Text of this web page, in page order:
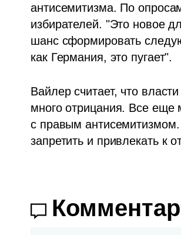
антисемитизма. По
избирателей. "Это новое
шанс сформировать
как Германия, это пугает".
Вайлер считает, что
много отрицания. Все еще
с правым антисемитизмом.
запретить и привлекать к